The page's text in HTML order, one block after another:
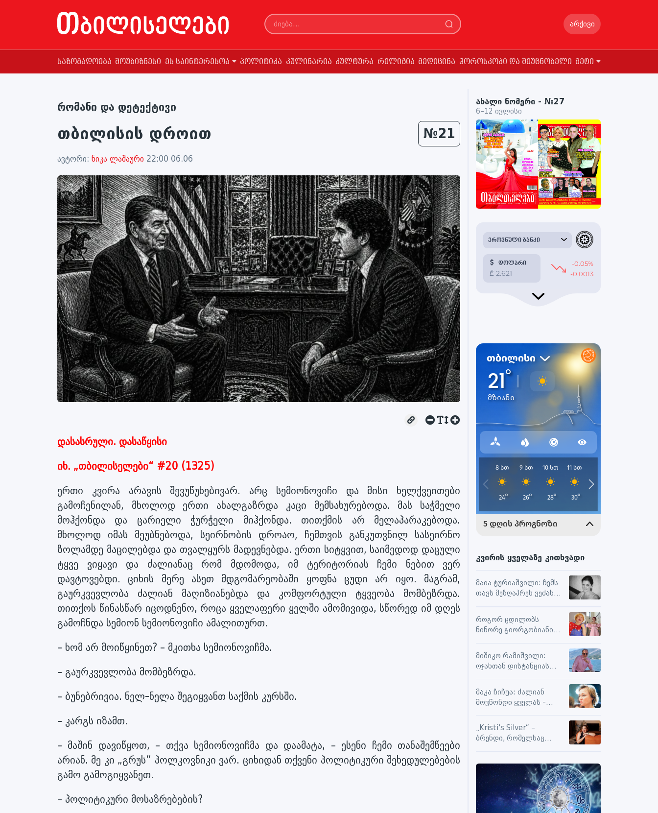
არქივი
საზოგადოება შოუბიზნესი ეს საინტერესოა პოლიტიკა კულინარია კულტურა რელიგია მედიცინა ჰოროსკოპი და შეუცნობელი მეტი
რომანი და დეტექტივი
თბილისის დროით №21
ავტორი: ნიკა ლაშაური 22:00 06.06
დასასრული. დასაწყისი
იხ. „თბილისელები“ #20 (1325)
ერთი კვირა არავის შევუწუხებივარ. არც სემიონოვიჩი და მისი ხელქვეითები
გამოჩენილან, მხოლოდ ერთი ახალგაზრდა კაცი მემსახურებოდა. მას საჭმელი
მოჰქონდა და ცარიელი ჭურჭელი მიჰქონდა. თითქმის არ მელაპარაკებოდა.
მხოლოდ იმას მეუბნებოდა, სეირნობის დროაო, ჩემთვის განკუთვნილ სასეირნო
ზოლამდე მაცილებდა და თვალყურს მადევნებდა. ერთი სიტყვით, საიმედოდ დაცული
ტყვე ვიყავი და ძალიანაც რომ მდომოდა, იმ ტერიტორიას ჩემი ნებით ვერ
დავტოვებდი. ციხის მერე ასეთ მდგომარეობაში ყოფნა ცუდი არ იყო. მაგრამ,
გაურკვევლობა ძალიან მაღიზიანებდა და კომფორტული ტყვეობა მომბეზრდა.
თითქოს წინასწარ იცოდნენო, როცა ყველაფერი ყელში ამომივიდა, სწორედ იმ დღეს
გამოჩნდა სემიონ სემიონოვიჩი ამალითურთ.
– ხომ არ მოიწყინეთ? – მკითხა სემიონოვიჩმა.
– გაურკვევლობა მომბეზრდა.
– ბუნებრივია. ნელ-ნელა შეგიყვანთ საქმის კურსში.
– კარგს იზამთ.
– მაშინ დავიწყოთ, – თქვა სემიონოვიჩმა და დაამატა, – ესენი ჩემი თანაშემწეები
არიან. მე კი „გრუს“ პოლკოვნიკი ვარ. ციხიდან თქვენი პოლიტიკური შეხედულებების
გამო გამოგიყვანეთ.
– პოლიტიკური მოსაზრებების?
ახალი ნომერი - №27
6–12 ივლისი
კვირის ყველაზე კითხვადი
მაია ტურიაშვილი: ჩემს
თავს მეზღაპრეს ვეძახი,
ურთიერთობებსა და
შემოქმედებით
მუშაობაში
როგორ ცდილობს
ნინორე გიორგობიანი
მაქსიმალური
სიამოვნების მიღებას და
მოქმედებს თუ არა მასზე
მიშიკო რამიშვილი:
ოჯახთან დისტანციას
გრძელდება
მაკა ჩიჩუა: ძალიან
მოვწონდი ყველას -
გარეთ
„Kristi's Silver“ –
ბრენდი, რომელსაც